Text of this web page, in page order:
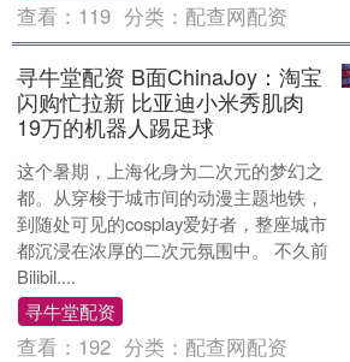
查看： 119 分类： 配查网配资
寻牛堂配资 B面ChinaJoy：淘宝
闪购忙拉新 比亚迪小米秀肌肉
19万的机器人踢足球
这个暑期，上海化身为二次元的梦幻之
都。从穿梭于城市间的动漫主题地铁，
到随处可见的cosplay爱好者，整座城市
都沉浸在浓厚的二次元氛围中。 不久前
Bilibil....
寻牛堂配资
查看： 192 分类： 配查网配资